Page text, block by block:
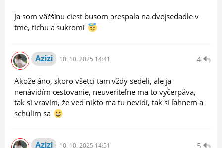
Ja som väčšinu ciest busom prespala na dvojsedadle v
tme, tichu a sukromi
4
Azizi 10. 10. 2025 14:41
Akože áno, skoro všetci tam vždy sedeli, ale ja
nenávidím cestovanie, neuveriteľne ma to vyčerpáva,
tak si vravím, že veď nikto ma tu nevidí, tak si ľahnem a
schúlim sa
5
Azizi 10. 10. 2025 14:51